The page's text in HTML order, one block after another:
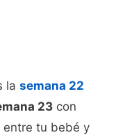
la semana 22
23 con
entre tu bebé y